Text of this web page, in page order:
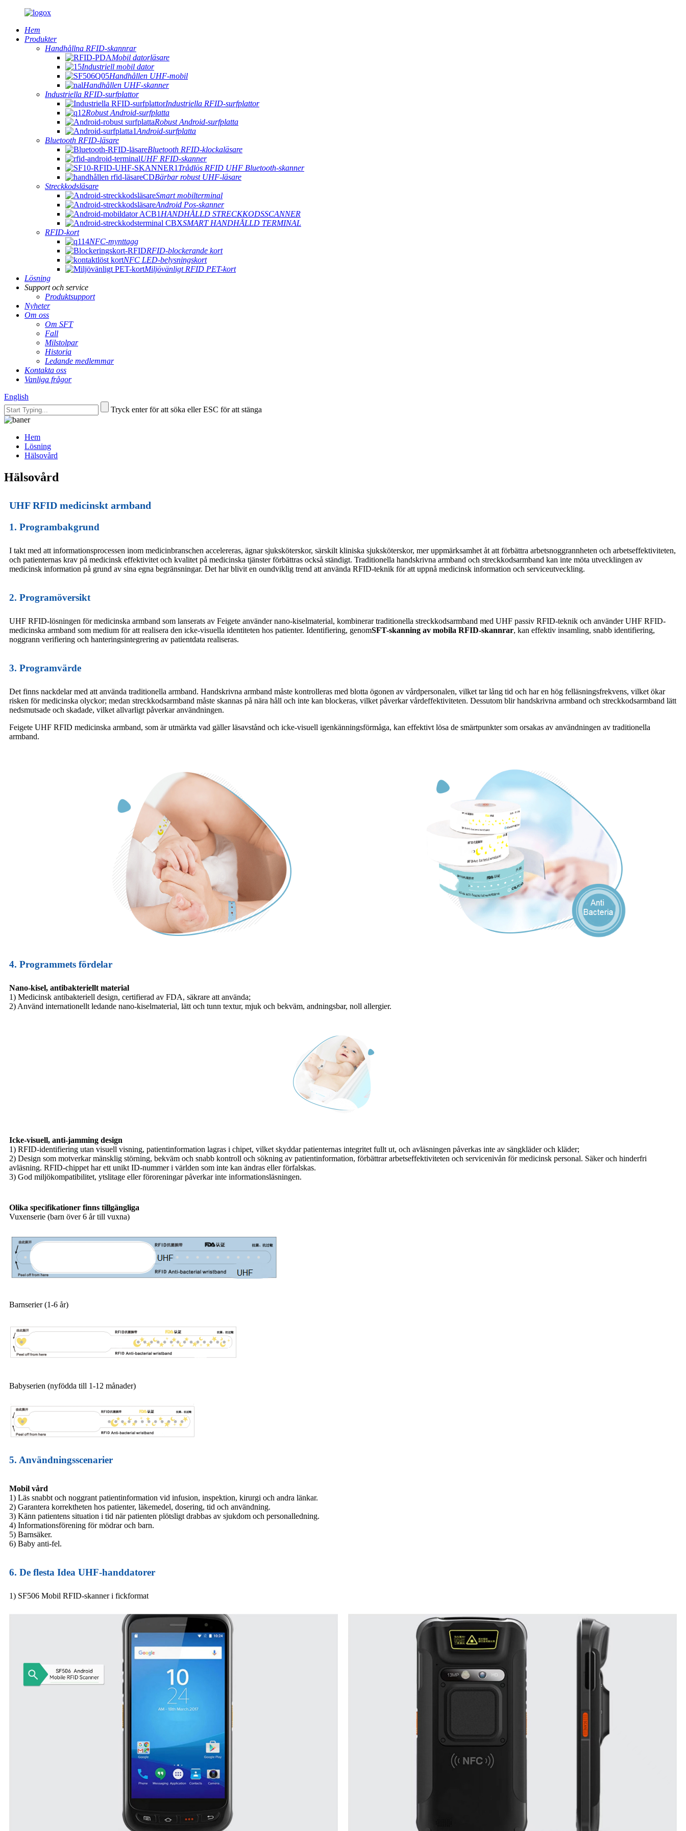
Hem
Produkter
Handhållna RFID-skannrar
Mobil datorläsare
Industriell mobil dator
Handhållen UHF-mobil
Handhållen UHF-skanner
Industriella RFID-surfplattor
Industriella RFID-surfplattor
Robust Android-surfplatta
Robust Android-surfplatta
Android-surfplatta
Bluetooth RFID-läsare
Bluetooth RFID-klockaläsare
UHF RFID-skanner
Trådlös RFID UHF Bluetooth-skanner
Bärbar robust UHF-läsare
Streckkodsläsare
Smart mobilterminal
Android Pos-skanner
HANDHÅLLD STRECKKODSSCANNER
SMART HANDHÅLLD TERMINAL
RFID-kort
NFC-mynttagg
RFID-blockerande kort
NFC LED-belysningskort
Miljövänligt RFID PET-kort
Lösning
Support och service
Produktsupport
Nyheter
Om oss
Om SFT
Fall
Milstolpar
Historia
Ledande medlemmar
Kontakta oss
Vanliga frågor
English
Tryck enter för att söka eller ESC för att stänga
Hem
Lösning
Hälsovård
Hälsovård
UHF RFID medicinskt armband
1. Programbakgrund
I takt med att informationsprocessen inom medicinbranschen accelereras, ägnar sjuksköterskor, särskilt kliniska sjuksköterskor, mer uppmärksamhet åt att förbättra arbetsnoggrannheten och arbetseffektiviteten,
och patienternas krav på medicinsk effektivitet och kvalitet på medicinska tjänster förbättras också ständigt. Traditionella handskrivna armband och streckkodsarmband kan inte möta utvecklingen av
medicinsk information på grund av sina egna begränsningar. Det har blivit en oundviklig trend att använda RFID-teknik för att uppnå medicinsk information och serviceutveckling.
2. Programöversikt
UHF RFID-lösningen för medicinska armband som lanserats av Feigete använder nano-kiselmaterial, kombinerar traditionella streckkodsarmband med UHF passiv RFID-teknik och använder UHF RFID-
medicinska armband som medium för att realisera den icke-visuella identiteten hos patienter. Identifiering, genomSFT-skanning av mobila RFID-skannrar, kan effektiv insamling, snabb identifiering,
noggrann verifiering och hanteringsintegrering av patientdata realiseras.
3. Programvärde
Det finns nackdelar med att använda traditionella armband. Handskrivna armband måste kontrolleras med blotta ögonen av vårdpersonalen, vilket tar lång tid och har en hög felläsningsfrekvens, vilket ökar
risken för medicinska olyckor; medan streckkodsarmband måste skannas på nära håll och inte kan blockeras, vilket påverkar vårdeffektiviteten. Dessutom blir handskrivna armband och streckkodsarmband lätt
nedsmutsade och skadade, vilket allvarligt påverkar användningen.
Feigete UHF RFID medicinska armband, som är utmärkta vad gäller läsavstånd och icke-visuell igenkänningsförmåga, kan effektivt lösa de smärtpunkter som orsakas av användningen av traditionella
armband.
4. Programmets fördelar
Nano-kisel, antibakteriellt material
1) Medicinsk antibakteriell design, certifierad av FDA, säkrare att använda;
2) Använd internationellt ledande nano-kiselmaterial, lätt och tunn textur, mjuk och bekväm, andningsbar, noll allergier.
Icke-visuell, anti-jamming design
1) RFID-identifiering utan visuell visning, patientinformation lagras i chipet, vilket skyddar patienternas integritet fullt ut, och avläsningen påverkas inte av sängkläder och kläder;
2) Design som motverkar mänsklig störning, bekväm och snabb kontroll och sökning av patientinformation, förbättrar arbetseffektiviteten och servicenivån för medicinsk personal. Säker och hinderfri
avläsning. RFID-chippet har ett unikt ID-nummer i världen som inte kan ändras eller förfalskas.
3) God miljökompatibilitet, ytslitage eller föroreningar påverkar inte informationsläsningen.
Olika specifikationer finns tillgängliga
Vuxenserie (barn över 6 år till vuxna)
Barnserier (1-6 år)
Babyserien (nyfödda till 1-12 månader)
5. Användningsscenarier
Mobil vård
1) Läs snabbt och noggrant patientinformation vid infusion, inspektion, kirurgi och andra länkar.
2) Garantera korrektheten hos patienter, läkemedel, dosering, tid och användning.
3) Känn patientens situation i tid när patienten plötsligt drabbas av sjukdom och personalledning.
4) Informationsförening för mödrar och barn.
5) Barnsäker.
6) Baby anti-fel.
6. De flesta Idea UHF-handdatorer
1) SF506 Mobil RFID-skanner i fickformat